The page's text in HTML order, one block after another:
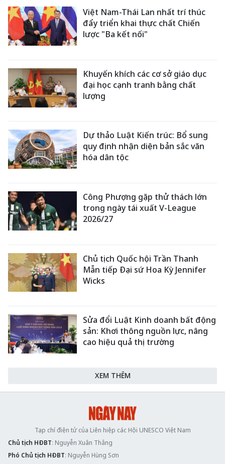
Việt Nam-Thái Lan nhất trí thúc
đẩy triển khai thực chất Chiến
lược "Ba kết nối"
Khuyến khích các cơ sở giáo dục
đại học cạnh tranh bằng chất
lượng
Dự thảo Luật Kiến trúc: Bổ sung
quy định nhận diện bản sắc văn
hóa dân tộc
Công Phượng gặp thử thách lớn
trong ngày tái xuất V-League
2026/27
Chủ tịch Quốc hội Trần Thanh
Mẫn tiếp Đại sứ Hoa Kỳ Jennifer
Wicks
Sửa đổi Luật Kinh doanh bất động
sản: Khơi thông nguồn lực, nâng
cao hiệu quả thị trường
XEM THÊM
Tạp chí điện tử của Liên hiệp các Hội UNESCO Việt Nam
Chủ tịch HĐBT: Nguyễn Xuân Thắng
Phó Chủ tịch HĐBT: Nguyễn Hùng Sơn